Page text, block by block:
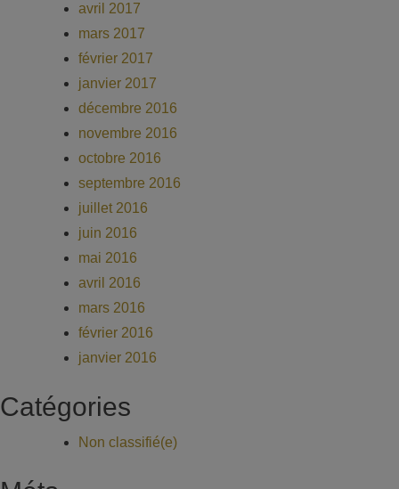
avril 2017
mars 2017
février 2017
janvier 2017
décembre 2016
novembre 2016
octobre 2016
septembre 2016
juillet 2016
juin 2016
mai 2016
avril 2016
mars 2016
février 2016
janvier 2016
Catégories
Non classifié(e)